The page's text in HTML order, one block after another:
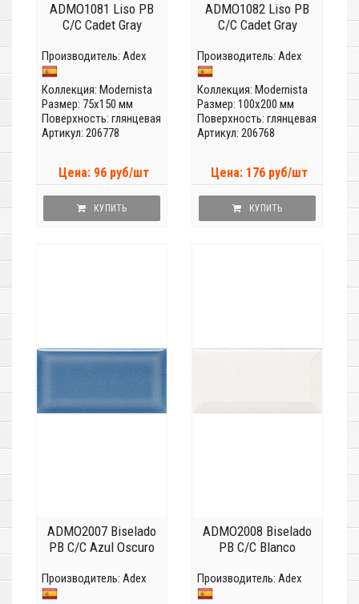
ADMO1081 Liso PB
C/C Cadet Gray
Производитель: Adex
Коллекция: Modernista
Размер: 75x150 мм
Поверхность: глянцевая
Артикул: 206778
Цена: 96 руб/шт
КУПИТЬ
ADMO1082 Liso PB
C/C Cadet Gray
Производитель: Adex
Коллекция: Modernista
Размер: 100x200 мм
Поверхность: глянцевая
Артикул: 206768
Цена: 176 руб/шт
КУПИТЬ
ADMO2007 Biselado
PB C/C Azul Oscuro
Производитель: Adex
ADMO2008 Biselado
PB C/C Blanco
Производитель: Adex